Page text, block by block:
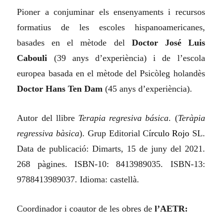
Pioner a conjuminar els ensenyaments i recursos
formatius de les escoles hispanoamericanes,
basades en el mètode del Doctor José Luis
Cabouli (39 anys d’experiència) i de l’escola
europea basada en el mètode del Psicòleg holandès
Doctor Hans Ten Dam (45 anys d’experiència).
Autor del llibre Terapia regresiva básica. (Teràpia
regressiva bàsica). Grup Editorial Círculo RojoSL.
Data de publicació: Dimarts, 15 de juny del 2021.
268 pàgines. ISBN‑10: 8413989035. ISBN‑13:
9788413989037. Idioma: castellà.
Coordinador i coautor de les obres del’AETR: